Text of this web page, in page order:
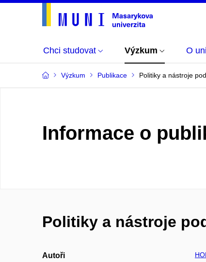
Chci studovat Výzkum O
Výzkum Publikace Politiky a nástroje
Informace o
Politiky a nástroje
Autoři